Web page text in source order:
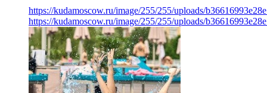
https://kudamoscow.ru/image/255/255/uploads/
https://kudamoscow.ru/image/255/255/uploads/